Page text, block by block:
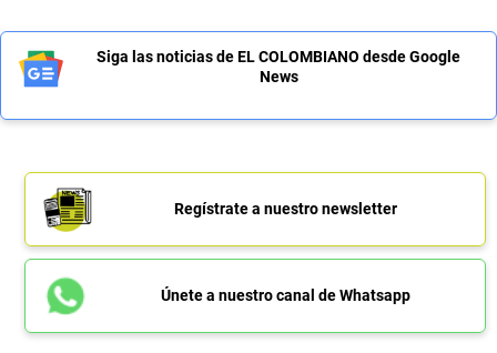
Siga las noticias de EL COLOMBIANO desde Google
News
Regístrate a nuestro newsletter
Únete a nuestro canal de Whatsapp